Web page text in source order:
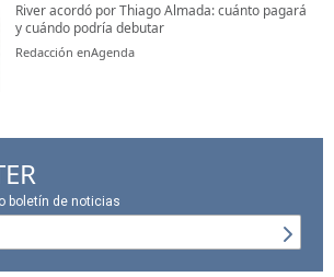
River acordó por Thiago Almada: cuánto pagará
y cuándo podría debutar
Redacción enAgenda
boletín de noticias